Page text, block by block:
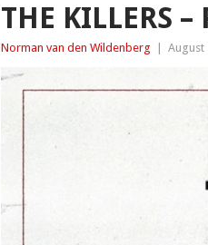
THE KILLERS –
Norman van den Wildenberg August